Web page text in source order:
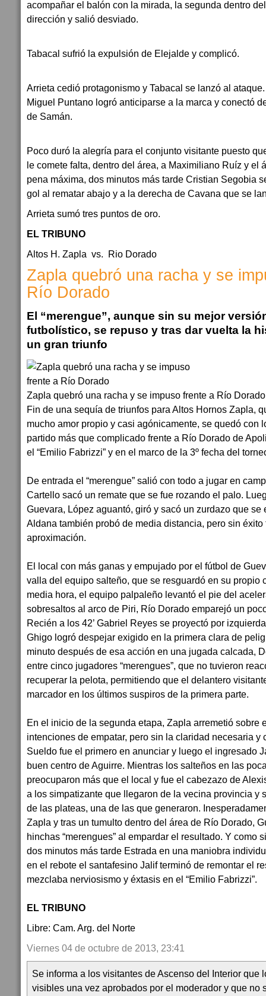
acompañar el balón con la mirada, la segunda dentro
dirección y salió desviado.
Tabacal sufrió la expulsión de Elejalde y complicó.
Arrieta cedió protagonismo y Tabacal se lanzó al
Miguel Puntano logró anticiparse a la marca y conectó
de Samán.
Poco duró la alegría para el conjunto visitante puesto
le comete falta, dentro del área, a Maximiliano Ruíz y el
pena máxima, dos minutos más tarde Cristian Segobia
gol al rematar abajo y a la derecha de Cavana que se
Arrieta sumó tres puntos de oro.
EL TRIBUNO
Altos H. Zapla vs. Rio Dorado
Zapla quebró una racha y se
Río Dorado
El “merengue”, aunque sin su mejor
futbolístico, se repuso y tras dar vuelta la
un gran triunfo
Zapla quebró una racha y se impuso frente a Río Dorado
Fin de una sequía de triunfos para Altos Hornos Zapla,
mucho amor propio y casi agónicamente, se quedó con
partido más que complicado frente a Río Dorado de
el “Emilio Fabrizzi” y en el marco de la 3º fecha del
De entrada el “merengue” salió con todo a jugar en
Cartello sacó un remate que se fue rozando el palo.
Guevara, López aguantó, giró y sacó un zurdazo que se
Aldana también probó de media distancia, pero sin
aproximación.
El local con más ganas y empujado por el fútbol de
valla del equipo salteño, que se resguardó en su propio
media hora, el equipo palpaleño levantó el pie del
sobresaltos al arco de Piri, Río Dorado emparejó un
Recién a los 42’ Gabriel Reyes se proyectó por
Ghigo logró despejar exigido en la primera clara de
minuto después de esa acción en una jugada calcada,
entre cinco jugadores “merengues”, que no tuvieron
recuperar la pelota, permitiendo que el delantero
marcador en los últimos suspiros de la primera parte.
En el inicio de la segunda etapa, Zapla arremetió sobre
intenciones de empatar, pero sin la claridad necesaria y
Sueldo fue el primero en anunciar y luego el ingresado
buen centro de Aguirre. Mientras los salteños en las
preocuparon más que el local y fue el cabezazo de
a los simpatizante que llegaron de la vecina provincia y
de las plateas, una de las que generaron.
Zapla y tras un tumulto dentro del área de Río Dorado,
hinchas “merengues” al empardar el resultado. Y como
dos minutos más tarde Estrada en una maniobra
en el rebote el santafesino Jalif terminó de remontar el
mezclaba nerviosismo y éxtasis en el “Emilio Fabrizzi”.
EL TRIBUNO
Libre: Cam. Arg. del Norte
Viernes 04 de octubre de 2013, 23:41
Se informa a los visitantes de Ascenso del Interior que
visibles una vez aprobados por el moderador y que no